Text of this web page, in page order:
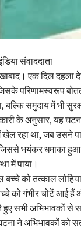
संवाददाता
एक दिल दहला
परिणामस्वरूप
बल्कि समुदाय में भी
के अनुसार, यह घटना
खेल रहा था, जब उसने
भयंकर धमाका
में पाया।
बच्चे को तत्काल
को गंभीर चोटें आई हैं
सभी अभिभावकों से
ने अभिभावकों को